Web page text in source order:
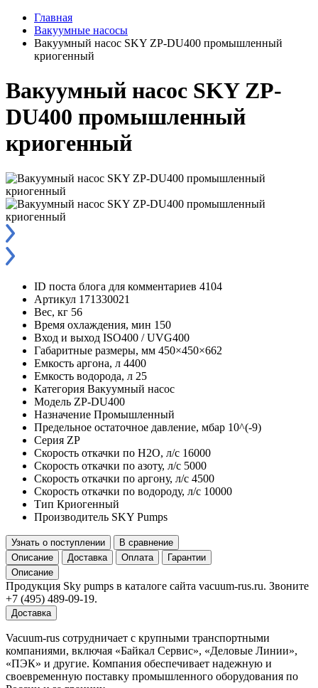
Главная
Вакуумные насосы
Вакуумный насос SKY ZP-DU400 промышленный
криогенный
Вакуумный насос SKY ZP-
DU400 промышленный
криогенный
ID поста блога для комментариев 4104
Артикул 171330021
Вес, кг 56
Время охлаждения, мин 150
Вход и выход ISO400 / UVG400
Габаритные размеры, мм 450×450×662
Емкость аргона, л 4400
Емкость водорода, л 25
Категория Вакуумный насос
Модель ZP-DU400
Назначение Промышленный
Предельное остаточное давление, мбар 10^(-9)
Серия ZP
Скорость откачки по H2O, л/с 16000
Скорость откачки по азоту, л/с 5000
Скорость откачки по аргону, л/с 4500
Скорость откачки по водороду, л/с 10000
Тип Криогенный
Производитель SKY Pumps
Узнать о поступлении
В сравнение
Описание
Доставка Оплата
Гарантии
Описание
Продукция Sky pumps в каталоге сайта vacuum-rus.ru. Звоните
+7 (495) 489-09-19.
Доставка
Vacuum-rus сотрудничает с крупными транспортными
компаниями, включая «Байкал Сервис», «Деловые Линии»,
«ПЭК» и другие. Компания обеспечивает надежную и
своевременную поставку промышленного оборудования по